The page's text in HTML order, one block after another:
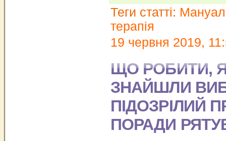
Теги статті:
терапія
19 червня 2019,
ЩО РОБИТИ,
ЗНАЙШЛИ
ПІДОЗРІЛИЙ
ПОРАДИ